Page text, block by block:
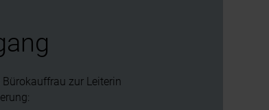
zur Leiterin